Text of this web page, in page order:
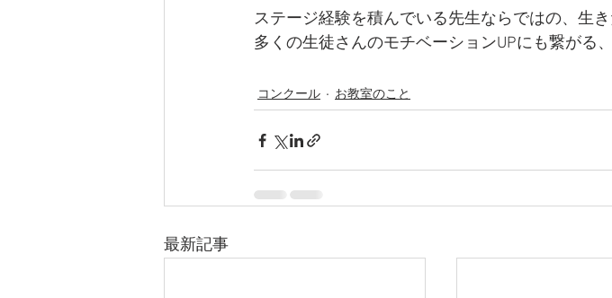
ステージ経験を積んでいる先生ならではの、生き
多くの生徒さんのモチベーションUPにも繋がる
コンクール お教室のこと
最新記事